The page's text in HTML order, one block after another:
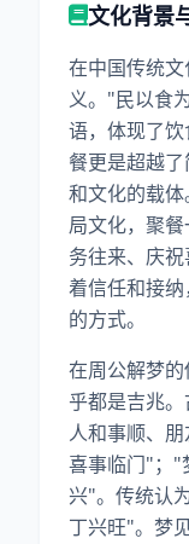
文化背景
在中国传统
义。"民以食
语，体现了
餐更是超越
和文化的载
局文化，聚
务往来、庆
着信任和接
的方式。
在周公解梦
乎都是吉兆
人和事顺、
喜事临门"；"
兴"。传统认
丁兴旺"。梦